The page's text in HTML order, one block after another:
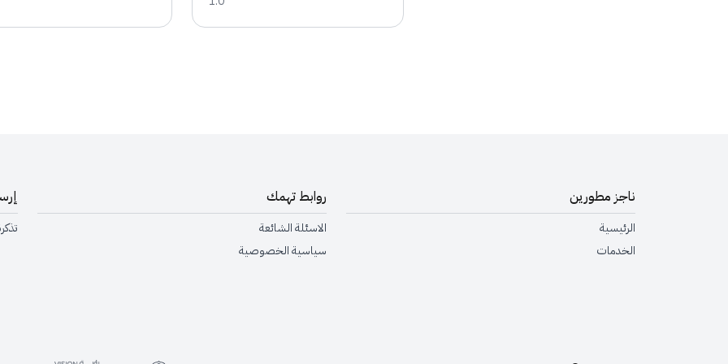
ناجز مطورين
الرئيسية
الخدمات
روابط تهمك
الاسئلة الشائعة
سياسية الخصوصية